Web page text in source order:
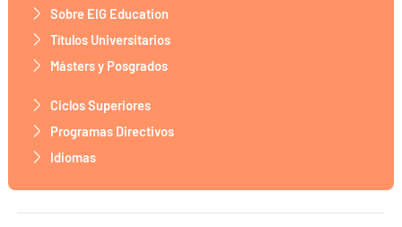
Sobre EIG Education
Títulos Universitarios
Másters y Posgrados
Ciclos Superiores
Programas Directivos
Idiomas